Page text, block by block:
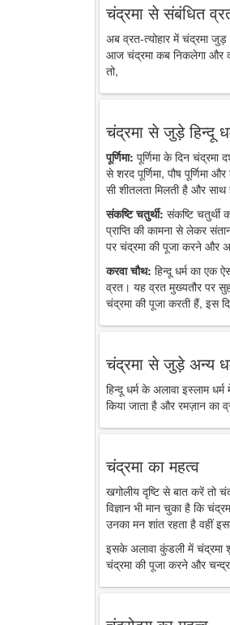
चंद्रमा से संबंधित
अब व्रत-त्योहार में चंद्रमा
आज चंद्रमा कब निकलेगा और
तो,
चंद्रमा से जुड़े हिन्दू
पूर्णिमा: पूर्णिमा के दिन चंद्रमा
से शरद पूर्णिमा, पौष पूर्णिमा
सी शीतलता मिलती है और साथ
संकष्टि चतुर्थी: संकष्टि चतुर्थी
प्राप्ति की कामना से लेकर
पर चंद्रमा की पूजा करने और
करवा चौथ: हिन्दू धर्म का एक
व्रत। यह व्रत मुख्यतौर पर
चंद्रमा की पूजा करती हैं, इस
चंद्रमा से जुड़े अन्य
हिन्दू धर्म के अलावा इस्लाम
किया जाता है और रमज़ान का
चंद्रमा का महत्व
खगोलीय दृष्टि से बात करें तो
विज्ञान भी मान चुका है कि
उनका मन शांत रहता है वहीं
इसके अलावा कुंडली में चंद्रमा
चंद्रमा की पूजा करने और